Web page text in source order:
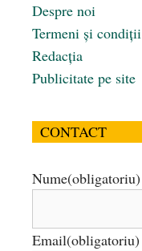
Despre noi
Termeni și condiții
Redacția
Publicitate pe site
CONTACT
Nume(obligatoriu)
Email(obligatoriu)